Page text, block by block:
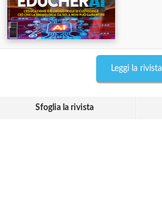
Leggi la rivista
Sfoglia la rivista